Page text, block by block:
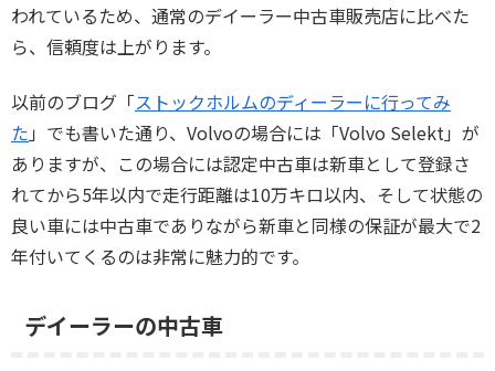
われているため、通常のデイーラー中古車販売店に比べた
ら、信頼度は上がります。
以前のブログ「ストックホルムのディーラーに行ってみ
た 」でも書いた通り、Volvoの場合には「Volvo Selekt」が
ありますが、この場合には認定中古車は新車として登録さ
れてから5年以内で走行距離は10万キロ以内、そして状態の
良い車には中古車でありながら新車と同様の保証が最大で2
年付いてくるのは非常に魅力的です。
デイーラーの中古車